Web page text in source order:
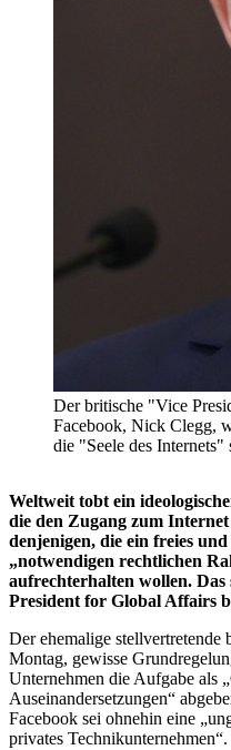
Der britische "Vice
Facebook, Nick Clegg,
die "Seele des
Weltweit tobt ein
die den Zugang zum
denjenigen, die ein freies
„notwendigen rechtlichen
aufrechterhalten wollen. Das
President for Global Affairs
Der ehemalige stellvertretende
Montag, gewisse
Unternehmen die Aufgabe als
Auseinandersetzungen“
Facebook sei ohnehin eine
privates Technikunternehmen“.